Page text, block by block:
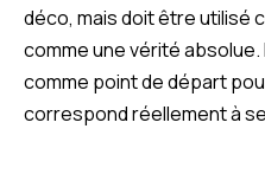
déco, mais doit être utilisé
comme une vérité absolue.
comme point de départ
correspond réellement à